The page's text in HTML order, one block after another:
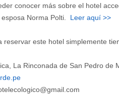
conocer más sobre el hotel
Norma Polti. Leer aquí >>
reservar este hotel simplemente
La Rinconada de San Pedro de